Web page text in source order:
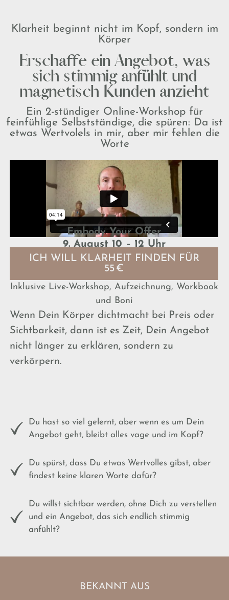
Klarheit beginnt nicht im Kopf, sondern im
Körper
Erschaffe ein Angebot, was
sich stimmig anfühlt und
magnetisch Kunden anzieht
Ein 2-stündiger Online-Workshop für
feinfühlige Selbstständige, die spüren: Da ist
etwas Wertvolels in mir, aber mir fehlen die
Worte
Embody Your Offer
9. August 10 – 12 Uhr
ICH WILL KLARHEIT FINDEN FÜR
55 €
Inklusive Live-Workshop, Aufzeichnung, Workbook
und Boni
Wenn Dein Körper dichtmacht bei Preis oder
Sichtbarkeit, dann ist es Zeit, Dein Angebot
nicht länger zu erklären, sondern zu
verkörpern.
Du hast so viel gelernt, aber wenn es um Dein
Angebot geht, bleibt alles vage und im Kopf?
Du spürst, dass Du etwas Wertvolles gibst, aber
findest keine klaren Worte dafür?
Du willst sichtbar werden, ohne Dich zu verstellen
und ein Angebot, das sich endlich stimmig
anfühlt?
BEKANNT AUS